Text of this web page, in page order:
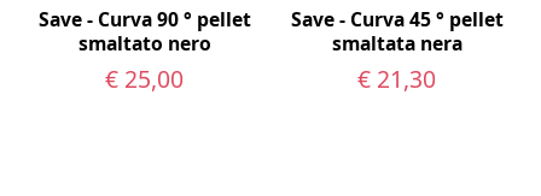
Save - Curva 90 ° pellet
smaltato nero
€ 25,00
Save - Curva 45 ° pellet
smaltata nera
€ 21,30